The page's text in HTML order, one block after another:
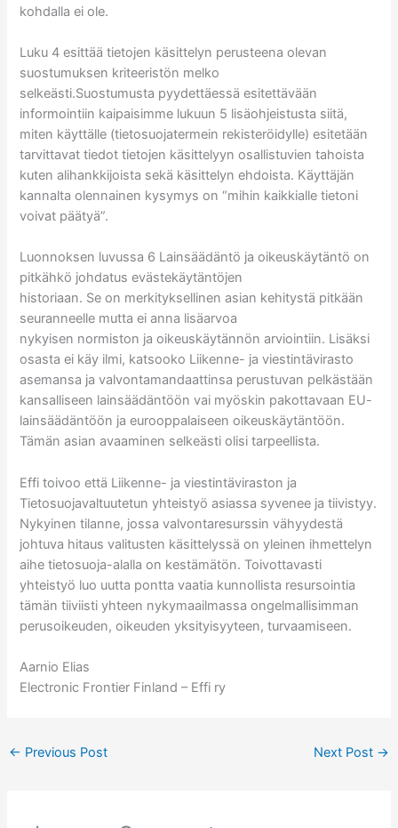
kohdalla ei ole.
Luku 4 esittää tietojen käsittelyn perusteena olevan
suostumuksen kriteeristön melko
selkeästi.Suostumusta pyydettäessä esitettävään
informointiin kaipaisimme lukuun 5 lisäohjeistusta siitä,
miten käyttälle (tietosuojatermein rekisteröidylle) esitetään
tarvittavat tiedot tietojen käsittelyyn osallistuvien tahoista
kuten alihankkijoista sekä käsittelyn ehdoista. Käyttäjän
kannalta olennainen kysymys on “mihin kaikkialle tietoni
voivat päätyä”.
Luonnoksen luvussa 6 Lainsäädäntö ja oikeuskäytäntö on
pitkähkö johdatus evästekäytäntöjen
historiaan. Se on merkityksellinen asian kehitystä pitkään
seuranneelle mutta ei anna lisäarvoa
nykyisen normiston ja oikeuskäytännön arviointiin. Lisäksi
osasta ei käy ilmi, katsooko Liikenne- ja viestintävirasto
asemansa ja valvontamandaattinsa perustuvan pelkästään
kansalliseen lainsäädäntöön vai myöskin pakottavaan EU-
lainsäädäntöön ja eurooppalaiseen oikeuskäytäntöön.
Tämän asian avaaminen selkeästi olisi tarpeellista.
Effi toivoo että Liikenne- ja viestintäviraston ja
Tietosuojavaltuutetun yhteistyö asiassa syvenee ja tiivistyy.
Nykyinen tilanne, jossa valvontaresurssin vähyydestä
johtuva hitaus valitusten käsittelyssä on yleinen ihmettelyn
aihe tietosuoja-alalla on kestämätön. Toivottavasti
yhteistyö luo uutta pontta vaatia kunnollista resursointia
tämän tiiviisti yhteen nykymaailmassa ongelmallisimman
perusoikeuden, oikeuden yksityisyyteen, turvaamiseen.
Aarnio Elias
Electronic Frontier Finland – Effi ry
← Previous Post Next Post →